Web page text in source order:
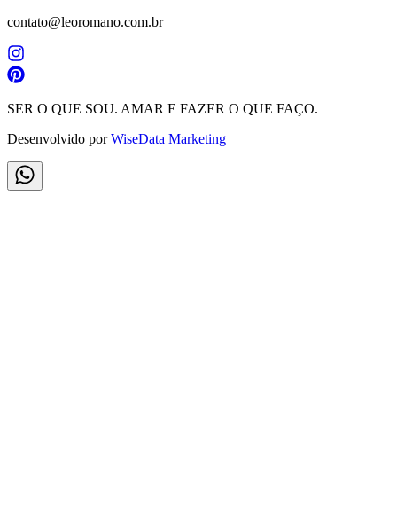
contato@leoromano.com.br
SER O QUE SOU. AMAR E FAZER O QUE FAÇO.
Desenvolvido por WiseData Marketing